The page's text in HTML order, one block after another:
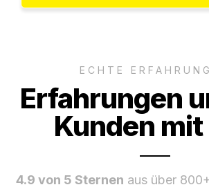
ECHTE
Erfahrungen
Kunden
4.9 von 5 Sternen aus über